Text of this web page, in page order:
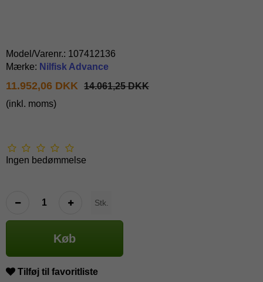
Model/Varenr.: 107412136
Mærke: Nilfisk Advance
11.952,06 DKK
14.061,25 DKK
(inkl. moms)
Ingen bedømmelse
Stk.
Køb
Tilføj til favoritliste